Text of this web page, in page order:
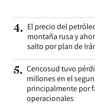
4. El precio del
montaña rusa y
salto por plan de
5. Cencosud tuvo
millones en el
principalmente por
operacionales